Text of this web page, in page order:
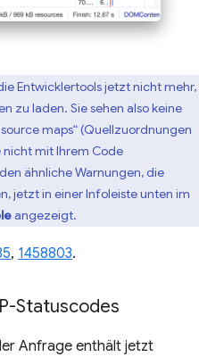
Entwicklertools jetzt nicht mehr,
zu laden. Sie sehen also keine
maps“ (Quellzuordnungen
mit Ihrem Code
ähnliche Warnungen, die
jetzt in einer Infoleiste unten im
angezeigt.
, 1458803.
Statuscodes
Anfrage enthält jetzt